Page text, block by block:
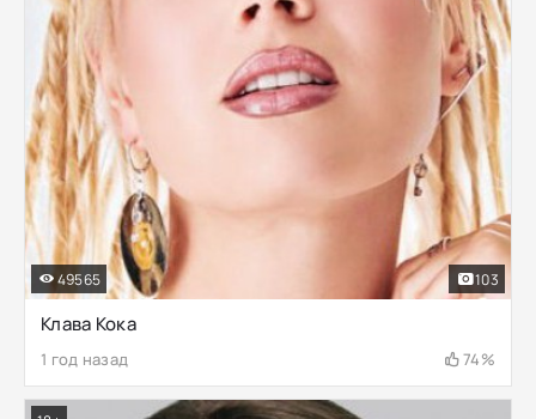
Клава Кока
1 год назад 74%
49565 103